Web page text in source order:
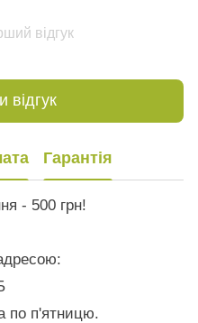
відгук
відгук
Гарантія
- 500 грн!
по п'ятницю.